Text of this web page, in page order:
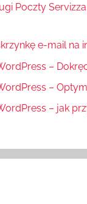
Poczty
e-mail na
–
–
– jak